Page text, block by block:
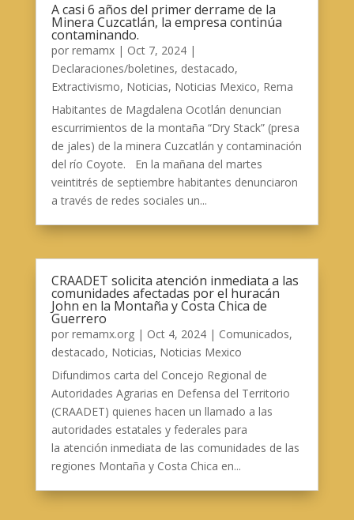
A casi 6 años del primer derrame de la
Minera Cuzcatlán, la empresa continúa
contaminando.
por remamx| Oct 7, 2024|
Declaraciones/boletines, destacado,
Extractivismo, Noticias, Noticias Mexico, Rema
Habitantes de Magdalena Ocotlán denuncian
escurrimientos de la montaña “Dry Stack” (presa
de jales) de la minera Cuzcatlán y contaminación
del río Coyote. En la mañana del martes
veintitrés de septiembre habitantes denunciaron
a través de redes sociales un...
CRAADET solicita atención inmediata a las
comunidades afectadas por el huracán
John en la Montaña y Costa Chica de
Guerrero
por remamx.org| Oct 4, 2024| Comunicados,
destacado, Noticias, Noticias Mexico
Difundimos carta del Concejo Regional de
Autoridades Agrarias en Defensa del Territorio
(CRAADET) quienes hacen un llamado a las
autoridades estatales y federales para
la atención inmediata de las comunidades de las
regiones Montaña y Costa Chica en...